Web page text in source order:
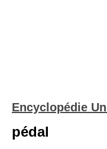
Encyclopédie
pédal